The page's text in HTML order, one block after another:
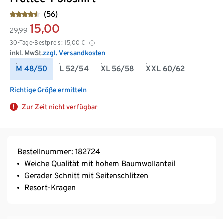
(56)
29,99 15,00
30-Tage-Bestpreis: 15,00 €
inkl. MwSt.zzgl. Versandkosten
M 48/50 L 52/54 XL 56/58 XXL 60/62
Richtige Größe ermitteln
Zur Zeit nicht verfügbar
Bestellnummer: 182724
Weiche Qualität mit hohem Baumwollanteil
Gerader Schnitt mit Seitenschlitzen
Resort-Kragen